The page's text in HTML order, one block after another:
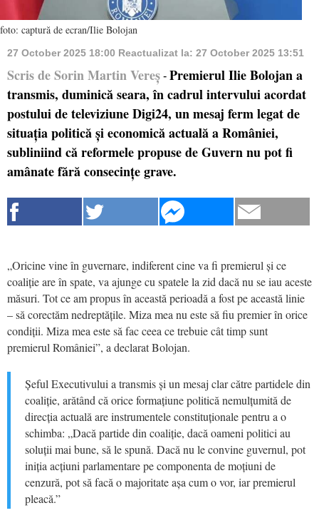
foto: captură de ecran/Ilie Bolojan
27 October 2025 18:00 Reactualizat la: 27 October 2025 13:51
Scris de Sorin Martin Vereș - Premierul Ilie Bolojan a
transmis, duminică seara, în cadrul intervului acordat
postului de televiziune Digi24, un mesaj ferm legat de
situația politică și economică actuală a României,
subliniind că reformele propuse de Guvern nu pot fi
amânate fără consecințe grave.
„Oricine vine în guvernare, indiferent cine va fi premierul și ce
coaliție are în spate, va ajunge cu spatele la zid dacă nu se iau aceste
măsuri. Tot ce am propus în această perioadă a fost pe această linie
– să corectăm nedreptățile. Miza mea nu este să fiu premier în orice
condiții. Miza mea este să fac ceea ce trebuie cât timp sunt
premierul României”, a declarat Bolojan.
Șeful Executivului a transmis și un mesaj clar către partidele din
coaliție, arătând că orice formațiune politică nemulțumită de
direcția actuală are instrumentele constituționale pentru a o
schimba: „Dacă partide din coaliție, dacă oameni politici au
soluții mai bune, să le spună. Dacă nu le convine guvernul, pot
iniția acțiuni parlamentare pe componenta de moțiuni de
cenzură, pot să facă o majoritate așa cum o vor, iar premierul
pleacă.”